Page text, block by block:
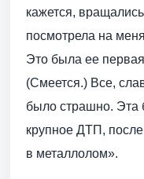
кажется,
посмотрела на
Это была ее
(Смеется.) Все,
было страшно. Эта
крупное ДТП,
в ­металлолом».